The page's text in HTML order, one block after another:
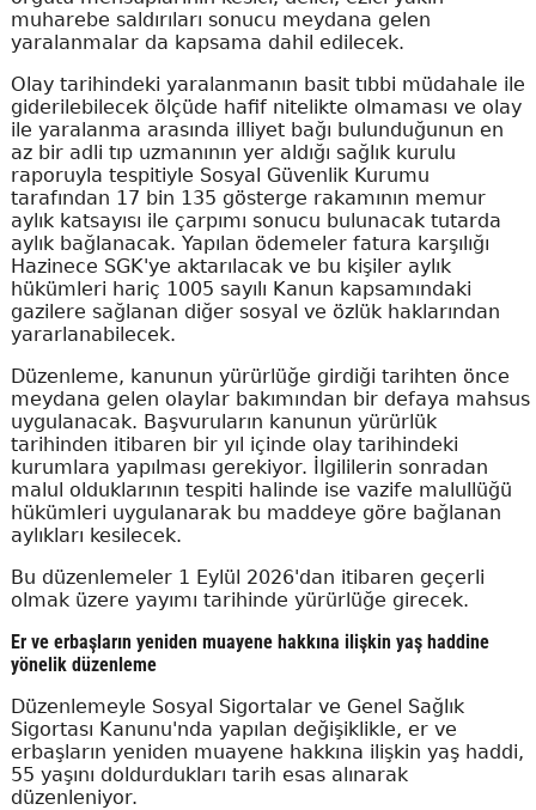
muharebe saldırıları sonucu meydana gelen
yaralanmalar da kapsama dahil edilecek.
Olay tarihindeki yaralanmanın basit tıbbi müdahale ile
giderilebilecek ölçüde hafif nitelikte olmaması ve olay
ile yaralanma arasında illiyet bağı bulunduğunun en
az bir adli tıp uzmanının yer aldığı sağlık kurulu
raporuyla tespitiyle Sosyal Güvenlik Kurumu
tarafından 17 bin 135 gösterge rakamının memur
aylık katsayısı ile çarpımı sonucu bulunacak tutarda
aylık bağlanacak. Yapılan ödemeler fatura karşılığı
Hazinece SGK'ye aktarılacak ve bu kişiler aylık
hükümleri hariç 1005 sayılı Kanun kapsamındaki
gazilere sağlanan diğer sosyal ve özlük haklarından
yararlanabilecek.
Düzenleme, kanunun yürürlüğe girdiği tarihten önce
meydana gelen olaylar bakımından bir defaya mahsus
uygulanacak. Başvuruların kanunun yürürlük
tarihinden itibaren bir yıl içinde olay tarihindeki
kurumlara yapılması gerekiyor. İlgililerin sonradan
malul olduklarının tespiti halinde ise vazife malullüğü
hükümleri uygulanarak bu maddeye göre bağlanan
aylıkları kesilecek.
Bu düzenlemeler 1 Eylül 2026'dan itibaren geçerli
olmak üzere yayımı tarihinde yürürlüğe girecek.
Er ve erbaşların yeniden muayene hakkına ilişkin yaş haddine
yönelik düzenleme
Düzenlemeyle Sosyal Sigortalar ve Genel Sağlık
Sigortası Kanunu'nda yapılan değişiklikle, er ve
erbaşların yeniden muayene hakkına ilişkin yaş haddi,
55 yaşını doldurdukları tarih esas alınarak
düzenleniyor.